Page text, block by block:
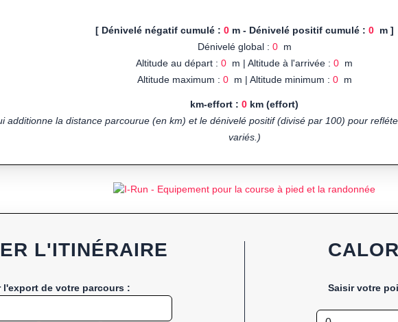
[ Dénivelé négatif cumulé : 0m - Dénivelé positif cumulé : 0m ]
Dénivelé global : 0m
Altitude au départ : 0 m | Altitude à l'arrivée : 0 m
Altitude maximum : 0m | Altitude minimum : 0m
km-effort : 0 km (effort)
additionne la distance parcourue (en km) et le dénivelé positif (divisé par 100) pour
variés.)
L'ITINÉRAIRE
l'export de votre parcours :
Saisir votre